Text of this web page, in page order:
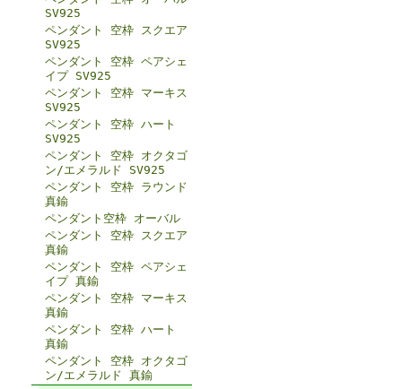
SV925
ペンダント 空枠 スクエア
SV925
ペンダント 空枠 ペアシェ
イプ SV925
ペンダント 空枠 マーキス
SV925
ペンダント 空枠 ハート
SV925
ペンダント 空枠 オクタゴ
ン/エメラルド SV925
ペンダント 空枠 ラウンド
真鍮
ペンダント空枠 オーバル
ペンダント 空枠 スクエア
真鍮
ペンダント 空枠 ペアシェ
イプ 真鍮
ペンダント 空枠 マーキス
真鍮
ペンダント 空枠 ハート
真鍮
ペンダント 空枠 オクタゴ
ン/エメラルド 真鍮